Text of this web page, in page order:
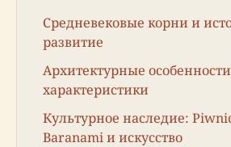
Средневековые корни и
развитие
Архитектурные
характеристики
Культурное наследие:
Baranami и искусство